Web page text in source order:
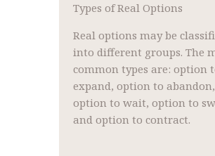
Types of Real Options
Real options may be
into different groups. The
common types are: option
expand, option to abandon,
option to wait, option to
and option to contract.